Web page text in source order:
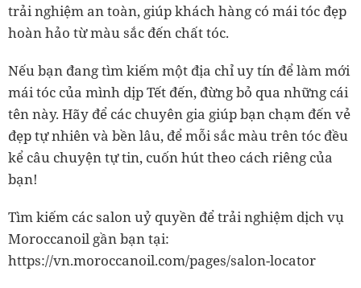
trải nghiệm an toàn, giúp khách hàng có mái tóc đẹp
hoàn hảo từ màu sắc đến chất tóc.
Nếu bạn đang tìm kiếm một địa chỉ uy tín để làm mới
mái tóc của mình dịp Tết đến, đừng bỏ qua những cái
tên này. Hãy để các chuyên gia giúp bạn chạm đến vẻ
đẹp tự nhiên và bền lâu, để mỗi sắc màu trên tóc đều
kể câu chuyện tự tin, cuốn hút theo cách riêng của
bạn!
Tìm kiếm các salon uỷ quyền để trải nghiệm dịch vụ
Moroccanoil gần bạn tại:
https://vn.moroccanoil.com/pages/salon-locator